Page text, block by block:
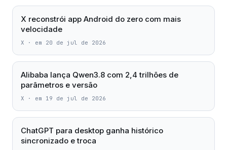
X reconstrói app Android do zero com mais
velocidade
X · em 20 de jul de 2026
Alibaba lança Qwen3.8 com 2,4 trilhões de
parâmetros e versão
X · em 19 de jul de 2026
ChatGPT para desktop ganha histórico
sincronizado e troca